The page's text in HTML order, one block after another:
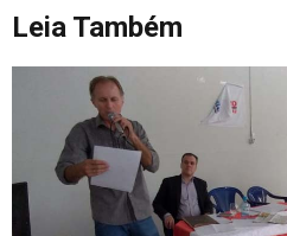
Leia Também